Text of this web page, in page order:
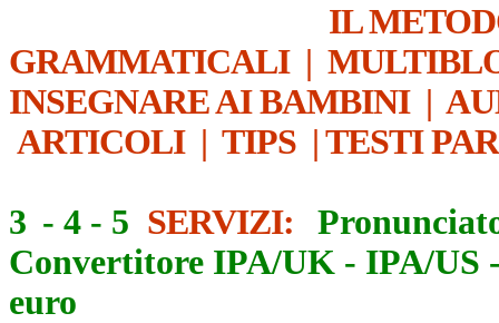
IL
GRAMMATICALI|
INSEGNARE AI BAMBINI|
ARTICOLI| TIPS | TESTI
3 - 4 - 5 SERVIZI:
Convertitore IPA/UK - IPA/US
euro